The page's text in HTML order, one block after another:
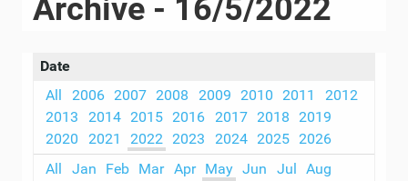
Archive - 16/5/2022
Date
All
2006 2007 2008 2009 2010 2011
2012
2013
2014 2015 2016 2017 2018
2019
2020
2021 2022 2023 2024 2025 2026
All
Jan Feb Mar Apr May Jun Jul
Aug